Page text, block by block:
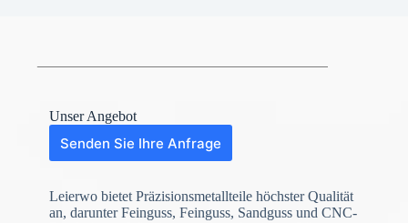
Unser Angebot
Senden Sie Ihre Anfrage
Leierwo bietet Präzisionsmetallteile höchster Qualität
an, darunter Feinguss, Feinguss, Sandguss und CNC-